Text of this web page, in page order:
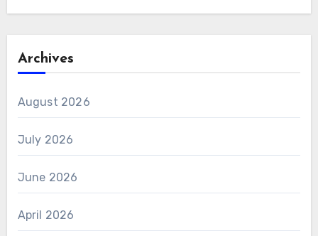
Archives
August 2026
July 2026
June 2026
April 2026